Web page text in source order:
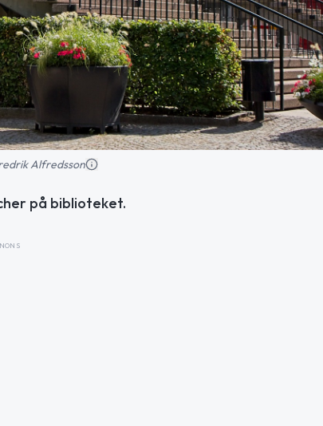
Alfredsson
på biblioteket.